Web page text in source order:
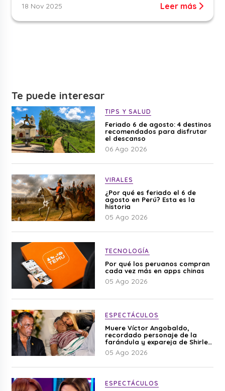
18 Nov 2025 Leer más
Te puede interesar
TIPS Y SALUD
Feriado 6 de agosto: 4 destinos
recomendados para disfrutar
el descanso
06 Ago 2026
VIRALES
¿Por qué es feriado el 6 de
agosto en Perú? Esta es la
historia
05 Ago 2026
TECNOLOGÍA
Por qué los peruanos compran
cada vez más en apps chinas
05 Ago 2026
ESPECTÁCULOS
Muere Víctor Angobaldo,
recordado personaje de la
farándula y expareja de Shirley
Cherres
05 Ago 2026
ESPECTÁCULOS